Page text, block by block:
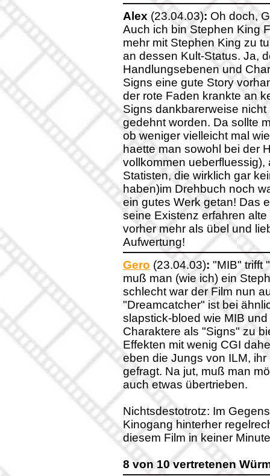
Alex (23.04.03): Oh doch,
Auch ich bin Stephen King
mehr mit Stephen King zu
an dessen Kult-Status. Ja,
Handlungsebenen und
Signs eine gute Story
der rote Faden krankte an
Signs dankbarerweise
gedehnt worden. Da sollte
ob weniger vielleicht mal
haette man sowohl bei der
vollkommen
Statisten, die wirklich gar
haben)im Drehbuch noch
ein gutes Werk getan! Das
seine Existenz erfahren
vorher mehr als übel und
Aufwertung!
Gero (23.04.03): "MIB" trifft
muß man (wie ich) ein
schlecht war der Film nun
"Dreamcatcher" ist bei
slapstick-bloed wie MIB
Charaktere als "Signs" zu
Effekten mit wenig CGI
eben die Jungs von ILM,
gefragt. Na jut, muß man
auch etwas übertrieben.
Nichtsdestotrotz: Im
Kinogang hinterher
diesem Film in keiner
8 von 10 vertretenen